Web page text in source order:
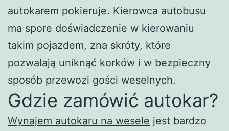
autokarem pokieruje. Kierowca autobusu
ma spore doświadczenie w kierowaniu
takim pojazdem, zna skróty, które
pozwalają uniknąć korków i w bezpieczny
sposób przewozi gości weselnych.
Gdzie zamówić autokar?
Wynajem autokaru na wesele jest bardzo